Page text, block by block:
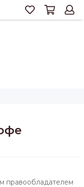
правообладателем